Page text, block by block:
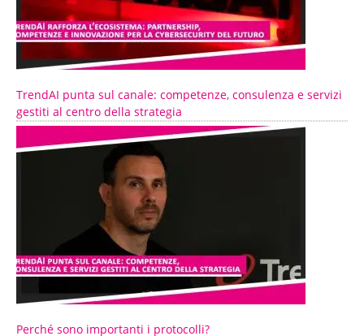
TrendAI punta sul canale: competenze, consulenza e servizi
gestiti al centro della strategia
Perché sono importanti i protocolli?